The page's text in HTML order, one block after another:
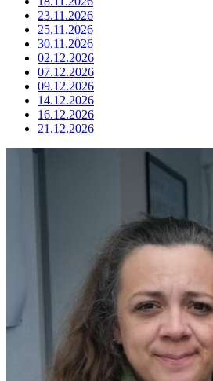
23.11.2026
25.11.2026
30.11.2026
02.12.2026
07.12.2026
09.12.2026
14.12.2026
16.12.2026
21.12.2026